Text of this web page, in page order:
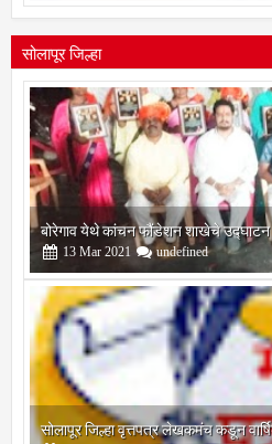
15 Jul 2026 undefined
सोलापूर जिल्हा
बोरेगाव येथे कांचन फौंडेशन शाखेचे उद्घाटन
13 Mar 2021 undefined